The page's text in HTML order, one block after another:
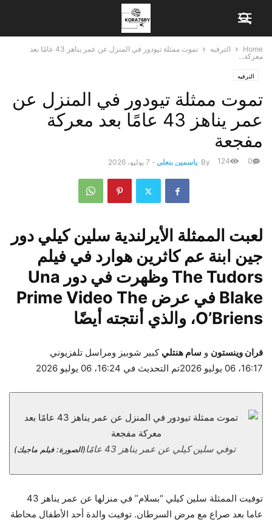
Home الترفيه
تموت ممثلة تيودور في المنزل عن عمر يناهز 43 عامًا بعد
معركة...
الترفيه
تموت ممثلة تيودور في المنزل عن
عمر يناهز 43 عامًا بعد معركة
مفجعة
By ياسمين بنعلي - 7 يوليو، 2026 0
124
لعبت الممثلة الأيرلندية سلين كيلي دور
جين ابنة عم كاثرين هوارد في فيلم
The Tudors وظهرت في دور Una
Blake في عرض Prime Video The
O’Briens، والذي أنتجته أيضًا
فران وينستون و سام هنتلي كبير شوبيز ومراسل تلفزيوني
16:17، 06 يوليو 2026
تم التحديث في 16:24، 06 يوليو 2026
توفي سلين كيلي عن عمر يناهز 43 عامًا (الصورة: فيلم ماجيك)
توفيت الممثلة سلين كيلي “بسلام” في منزلها عن عمر يناهز 43
عاما بعد صراع مع مرض السرطان. توفيت والدة أحد الأطفال محاطة